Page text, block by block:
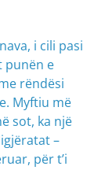
i cili pasi
punën e
rëndësi
Myftiu më
sot, ka një
–
për t’i